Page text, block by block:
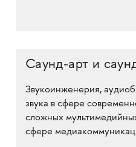
Саунд-арт и
Звукоинженерия,
звука в сфере
сложных
сфере